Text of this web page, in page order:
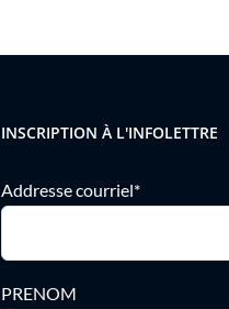
INSCRIPTION À L'INFOLETTRE
Addresse courriel*
PRENOM